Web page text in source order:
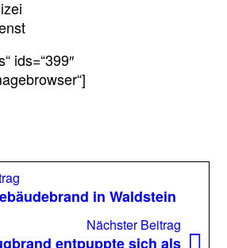
ids=“399″
Beitrag:
in Waldstein
Nächster Beitrag
entpuppte sich als